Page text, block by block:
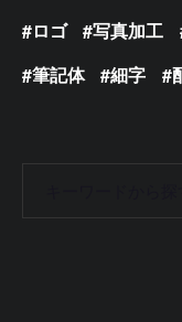
ロゴ
写真加工
筆記体
細字